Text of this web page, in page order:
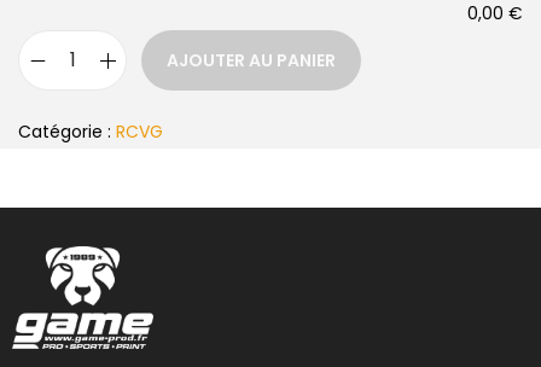
0,00 €
AJOUTER AU PANIER
Catégorie : RCVG